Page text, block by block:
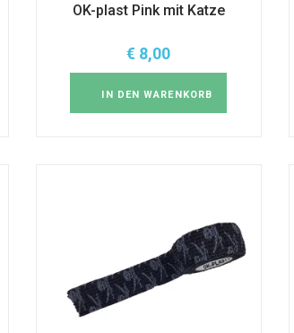
OK-plast Pink mit Katze
€ 8,00
IN DEN WARENKORB